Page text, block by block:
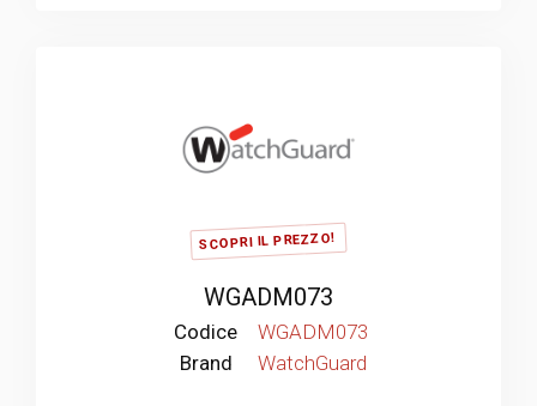
SCOPRI IL PREZZO!
WGADM073
Codice
WGADM073
Brand
WatchGuard